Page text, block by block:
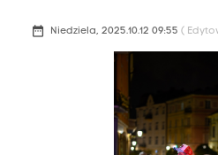
date_range Niedziela, 2025.10.12 09:55 (